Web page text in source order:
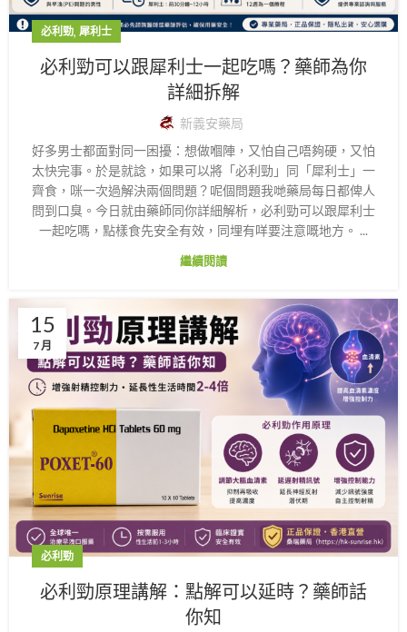
必利勁, 犀利士
必利勁可以跟犀利士一起吃嗎？藥師為你
詳細拆解
新義安藥局
好多男士都面對同一困擾：想做嗰陣，又怕自己唔夠硬，又怕
太快完事。於是就諗，如果可以將「必利勁」同「犀利士」一
齊食，咪一次過解決兩個問題？呢個問題我哋藥局每日都俾人
問到口臭。今日就由藥師同你詳細解析，必利勁可以跟犀利士
一起吃嗎，點樣食先安全有效，同埋有咩要注意嘅地方。 ...
繼續閱讀
15
7 月
必利勁
必利勁原理講解：點解可以延時？藥師話
你知